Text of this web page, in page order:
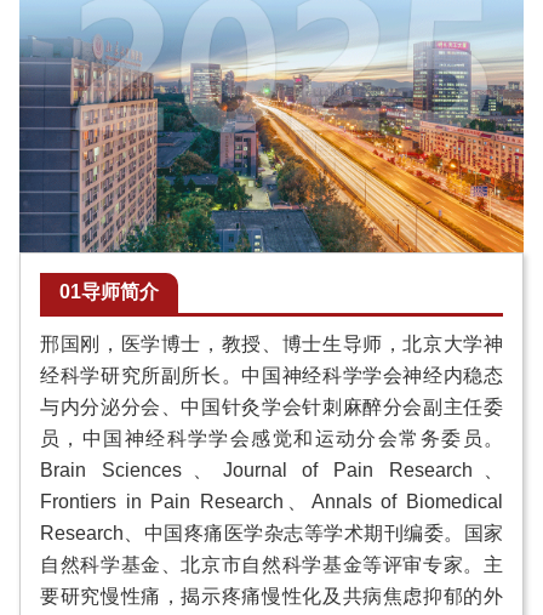
01导师简介
邢国刚，医学博士，教授、博士生导师，北京大学神
经科学研究所副所长。中国神经科学学会神经内稳态
与内分泌分会、中国针灸学会针刺麻醉分会副主任委
员，中国神经科学学会感觉和运动分会常务委员。
Brain Sciences、Journal of Pain Research、
Frontiers in Pain Research、Annals of Biomedical
Research、中国疼痛医学杂志等学术期刊编委。国家
自然科学基金、北京市自然科学基金等评审专家。主
要研究慢性痛，揭示疼痛慢性化及共病焦虑抑郁的外